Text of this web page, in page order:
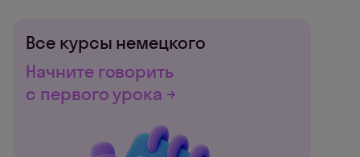
Все курсы немецкого
Начните говорить
с первого урока →